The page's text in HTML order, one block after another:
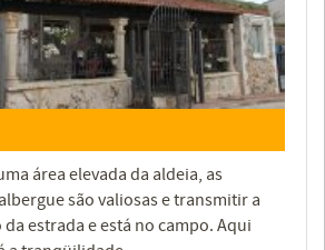
área elevada da aldeia, as
são valiosas e transmitir a
da estrada e está no campo. Aqui